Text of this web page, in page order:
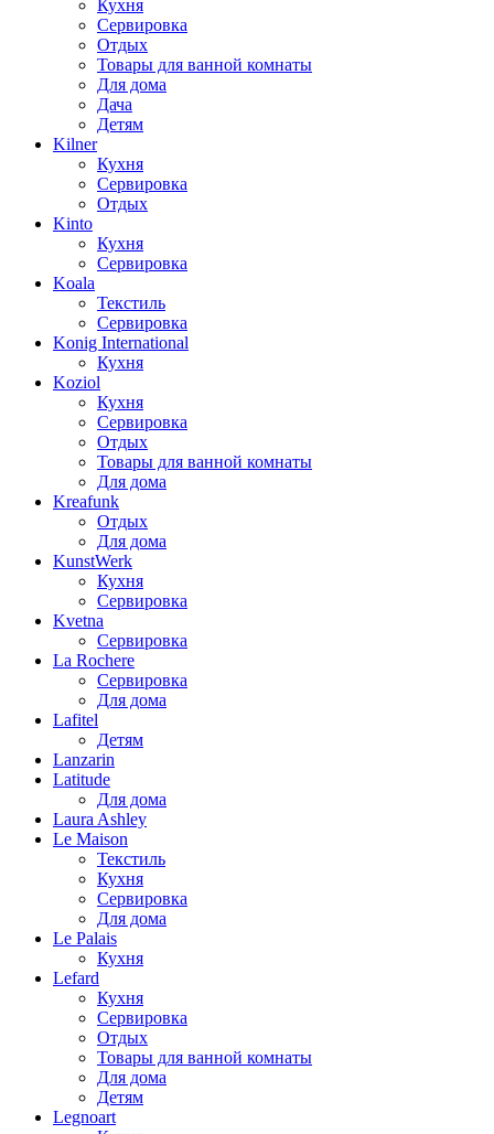
Кухня
Сервировка
Отдых
Товары для ванной комнаты
Для дома
Дача
Детям
Kilner
Кухня
Сервировка
Отдых
Kinto
Кухня
Сервировка
Koala
Текстиль
Сервировка
Konig International
Кухня
Koziol
Кухня
Сервировка
Отдых
Товары для ванной комнаты
Для дома
Kreafunk
Отдых
Для дома
KunstWerk
Кухня
Сервировка
Kvetna
Сервировка
La Rochere
Сервировка
Для дома
Lafitel
Детям
Lanzarin
Latitude
Для дома
Laura Ashley
Le Maison
Текстиль
Кухня
Сервировка
Для дома
Le Palais
Кухня
Lefard
Кухня
Сервировка
Отдых
Товары для ванной комнаты
Для дома
Детям
Legnoart